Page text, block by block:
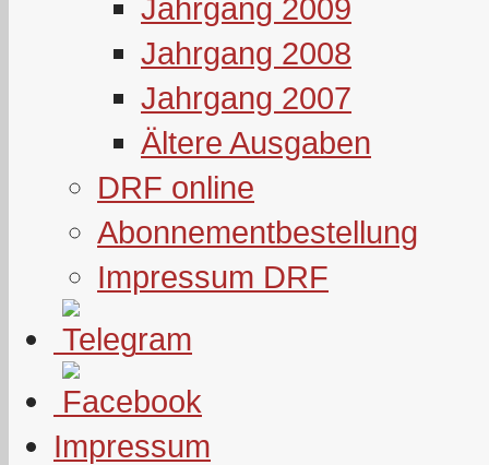
Jahrgang 2009
Jahrgang 2008
Jahrgang 2007
Ältere Ausgaben
DRF online
Abonnementbestellung
Impressum DRF
Impressum